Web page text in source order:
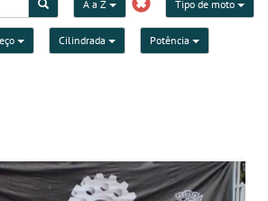
A a Z Tipo de moto
Cilindrada Potência